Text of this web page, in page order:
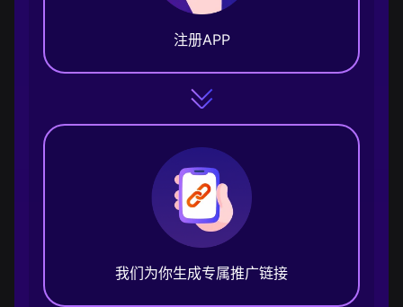
注册APP
我们为你生成专属推广链接